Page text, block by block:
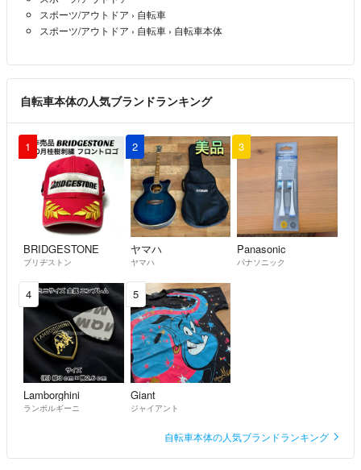
スポーツ/アウトドア › 自転車
スポーツ/アウトドア › 自転車 › 自転車本体
自転車本体の人気ブランドランキング
1
BRIDGESTONE
ブリヂストン
2
ヤマハ
ヤマハ
3
Panasonic
パナソニック
4
Lamborghini
ランボルギーニ
5
Giant
ジャイアント
自転車本体の人気ブランドランキング